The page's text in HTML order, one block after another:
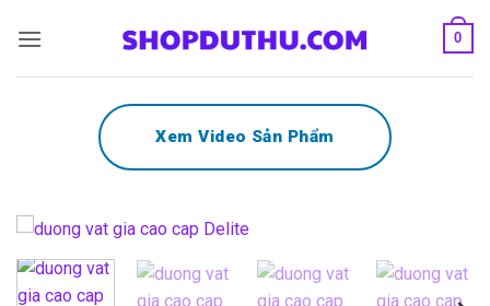
qua
0
Xem Video Sản Phẩm